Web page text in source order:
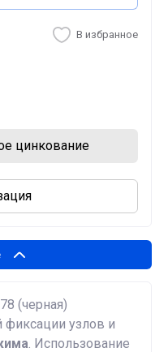
В избранное
цинкование
(черная)
фиксации узлов и
. Использование